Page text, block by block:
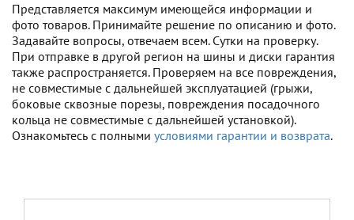
Представляется максимум имеющейся информации и
фото товаров. Принимайте решение по описанию и фото.
Задавайте вопросы, отвечаем всем. Сутки на проверку.
При отправке в другой регион на шины и диски гарантия
также распространяется. Проверяем на все повреждения,
не совместимые с дальнейшей эксплуатацией (грыжи,
боковые сквозные порезы, повреждения посадочного
кольца не совместимые с дальнейшей установкой).
Ознакомьтесь с полными условиями гарантии и возврата.